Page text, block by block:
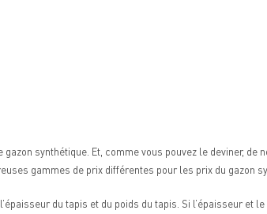
synthétique. Et, comme vous pouvez le deviner,
gammes de prix différentes pour les prix du gazon
du tapis et du poids du tapis. Si l’épaisseur et